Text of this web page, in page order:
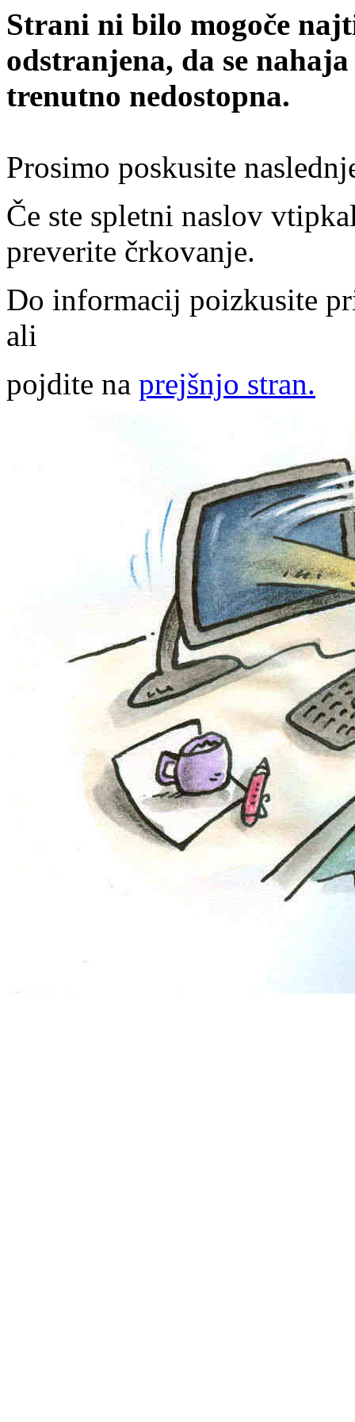
Strani ni bilo mogoče
odstranjena, da se
trenutno nedostopna.
Prosimo poskusite
Če ste spletni naslov
preverite črkovanje.
Do informacij poizkusite
ali
pojdite na prejšnjo stran.